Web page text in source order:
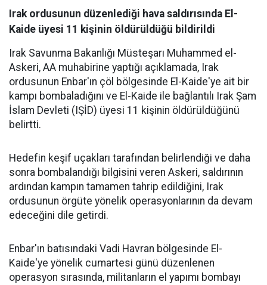
Irak ordusunun düzenlediği hava saldırısında El-
Kaide üyesi 11 kişinin öldürüldüğü bildirildi
Irak Savunma Bakanlığı Müsteşarı Muhammed el-
Askeri, AA muhabirine yaptığı açıklamada, Irak
ordusunun Enbar'ın çöl bölgesinde El-Kaide'ye ait bir
kampı bombaladığını ve El-Kaide ile bağlantılı Irak Şam
İslam Devleti (IŞİD) üyesi 11 kişinin öldürüldüğünü
belirtti.
Hedefin keşif uçakları tarafından belirlendiği ve daha
sonra bombalandığı bilgisini veren Askeri, saldırının
ardından kampın tamamen tahrip edildiğini, Irak
ordusunun örgüte yönelik operasyonlarının da devam
edeceğini dile getirdi.
Enbar'ın batısındaki Vadi Havran bölgesinde El-
Kaide'ye yönelik cumartesi günü düzenlenen
operasyon sırasında, militanların el yapımı bombayı